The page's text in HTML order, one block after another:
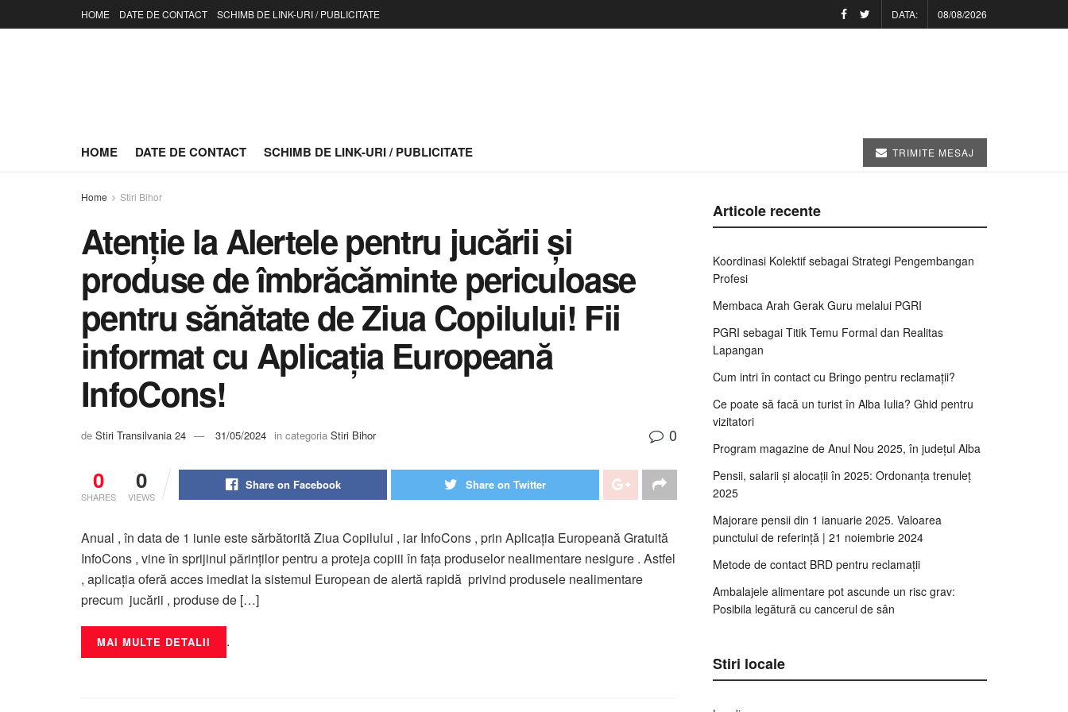
HOME DATE DE CONTACT SCHIMB DE LINK-URI / PUBLICITATE DATA: 08/08/2026
HOME DATE DE CONTACT SCHIMB DE LINK-URI / PUBLICITATE TRIMITE MESAJ
Home Stiri Bihor
Atenție la Alertele pentru jucării și
produse de îmbrăcăminte periculoase
pentru sănătate de Ziua Copilului! Fii
informat cu Aplicația Europeană
InfoCons!
de Stiri Transilvania 24 31/05/2024 in categoria Stiri Bihor 0
0
SHARES
0
VIEWS
Share on Facebook Share on Twitter
Anual , în data de 1 iunie este sărbătorită Ziua Copilului , iar InfoCons , prin Aplicația Europeană Gratuită
InfoCons , vine în sprijinul părinților pentru a proteja copiii în fața produselor nealimentare nesigure . Astfel
, aplicația oferă acces imediat la sistemul European de alertă rapidă privind produsele nealimentare
precum jucării , produse de […]
MAI MULTE DETALII .
Articole recente
Koordinasi Kolektif sebagai Strategi Pengembangan
Profesi
Membaca Arah Gerak Guru melalui PGRI
PGRI sebagai Titik Temu Formal dan Realitas
Lapangan
Cum intri în contact cu Bringo pentru reclamații?
Ce poate să facă un turist în Alba Iulia? Ghid pentru
vizitatori
Program magazine de Anul Nou 2025, în județul Alba
Pensii, salarii și alocații în 2025: Ordonanța trenuleț
2025
Majorare pensii din 1 ianuarie 2025. Valoarea
punctului de referință | 21 noiembrie 2024
Metode de contact BRD pentru reclamații
Ambalajele alimentare pot ascunde un risc grav:
Posibila legătură cu cancerul de sân
Stiri locale